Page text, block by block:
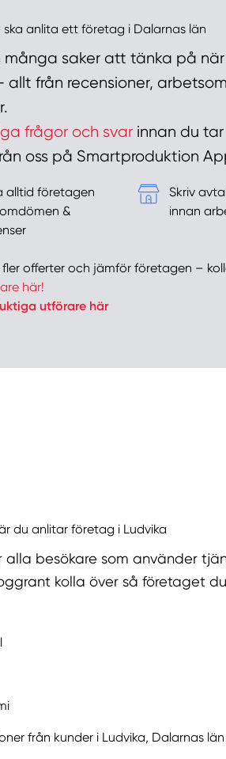
ska anlita ett företag i Dalarnas län
många saker att tänka på
allt från recensioner,
frågor och svar innan du
oss på Smartproduktion
alltid företagen
&
Skriv
innan
fler offerter och jämför företagen –
här!
utförare här
du anlitar företag i Ludvika
alla besökare som använder
kolla över så företaget
från kunder i Ludvika, Dalarnas län